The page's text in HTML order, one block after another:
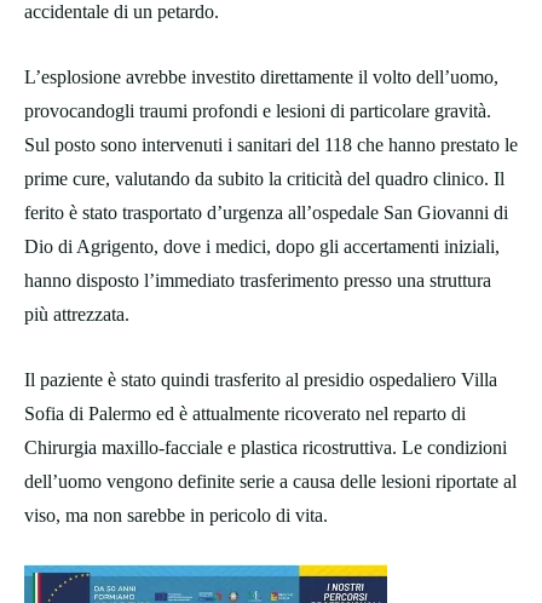
accidentale di un petardo.
L’esplosione avrebbe investito direttamente il volto dell’uomo,
provocandogli traumi profondi e lesioni di particolare gravità.
Sul posto sono intervenuti i sanitari del 118 che hanno prestato le
prime cure, valutando da subito la criticità del quadro clinico. Il
ferito è stato trasportato d’urgenza all’ospedale San Giovanni di
Dio di Agrigento, dove i medici, dopo gli accertamenti iniziali,
hanno disposto l’immediato trasferimento presso una struttura
più attrezzata.
Il paziente è stato quindi trasferito al presidio ospedaliero Villa
Sofia di Palermo ed è attualmente ricoverato nel reparto di
Chirurgia maxillo-facciale e plastica ricostruttiva. Le condizioni
dell’uomo vengono definite serie a causa delle lesioni riportate al
viso, ma non sarebbe in pericolo di vita.